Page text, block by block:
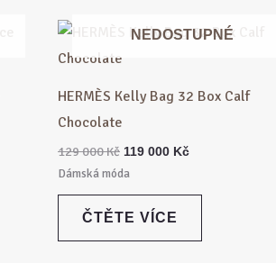
NEDOSTUPNÉ
HERMÈS Kelly Bag 32 Box Calf
Chocolate
129 000Kč
Původní
cena
000 Kč.
119 000 Kč
Aktuální
cena
000 Kč.
Dámská móda
ČTĚTE VÍCE